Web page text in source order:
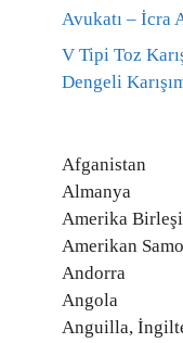
Avukatı – İcra
V Tipi Toz
Dengeli
Afganistan
Almanya
Amerika
Amerikan
Andorra
Angola
Anguilla,